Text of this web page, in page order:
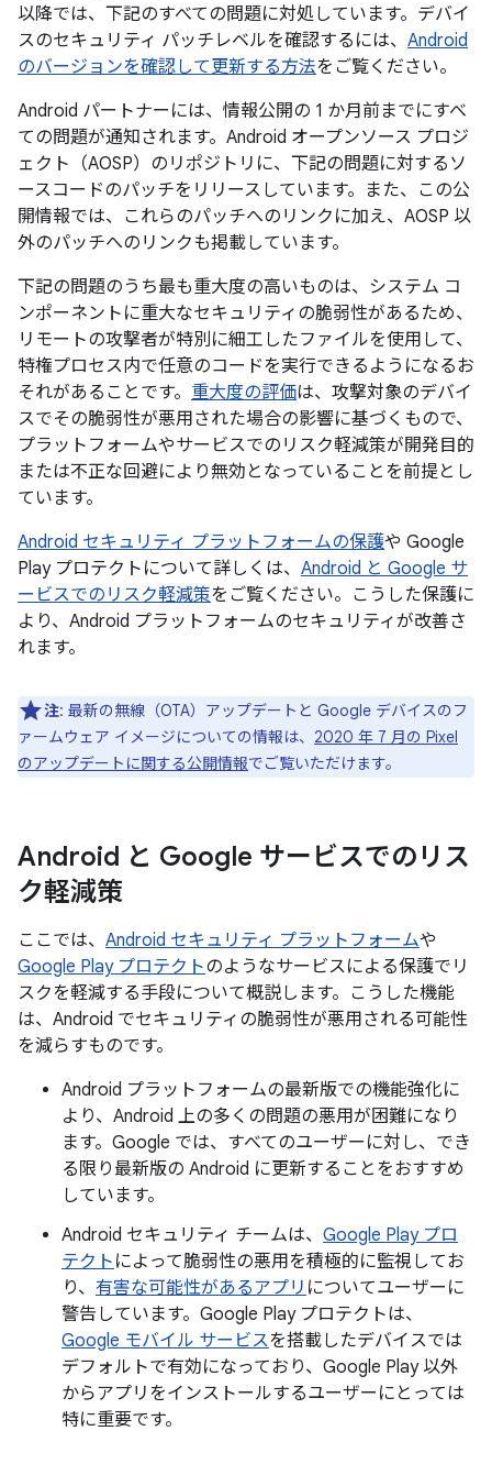
以降では、下記のすべての問題に対処しています。デバイ
スのセキュリティ パッチレベルを確認するには、 Android
のバージョンを確認して更新する方法をご覧ください。
Android パートナーには、情報公開の 1 か月前までにすべ
ての問題が通知されます。Android オープンソース プロジ
ェクト（AOSP）のリポジトリに、下記の問題に対するソ
ースコードのパッチをリリースしています。また、この公
開情報では、これらのパッチへのリンクに加え、AOSP 以
外のパッチへのリンクも掲載しています。
下記の問題のうち最も重大度の高いものは、システム コ
ンポーネントに重大なセキュリティの脆弱性があるため、
リモートの攻撃者が特別に細工したファイルを使用して、
特権プロセス内で任意のコードを実行できるようになるお
それがあることです。 重大度の評価は、攻撃対象のデバイ
スでその脆弱性が悪用された場合の影響に基づくもので、
プラットフォームやサービスでのリスク軽減策が開発目的
または不正な回避により無効となっていることを前提とし
ています。
Android セキュリティ プラットフォームの保護や Google
Play プロテクトについて詳しくは、 Android と Google サ
ービスでのリスク軽減策をご覧ください。こうした保護に
より、Android プラットフォームのセキュリティが改善さ
れます。
注: 最新の無線（OTA）アップデートと Google デバイスのフ
ァームウェア イメージについての情報は、 2020 年 7 月の Pixel
のアップデートに関する公開情報でご覧いただけます。
Android と Google サービスでのリス
ク軽減策
ここでは、 Android セキュリティ プラットフォームや
Google Play プロテクトのようなサービスによる保護でリ
スクを軽減する手段について概説します。こうした機能
は、Android でセキュリティの脆弱性が悪用される可能性
を減らすものです。
Android プラットフォームの最新版での機能強化に
より、Android 上の多くの問題の悪用が困難になり
ます。Google では、すべてのユーザーに対し、でき
る限り最新版の Android に更新することをおすすめ
しています。
Android セキュリティ チームは、 Google Play プロ
テクト によって脆弱性の悪用を積極的に監視してお
り、 有害な可能性があるアプリ についてユーザーに
警告しています。Google Play プロテクトは、
Google モバイル サービスを搭載したデバイスでは
デフォルトで有効になっており、Google Play 以外
からアプリをインストールするユーザーにとっては
特に重要です。